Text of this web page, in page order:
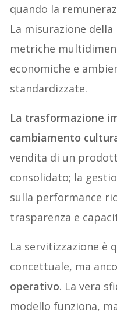
quando la
La misurazione
metriche
economiche e
standardizzate.
La trasformazione
cambiamento
vendita di un
consolidato; la
sulla performance
trasparenza e
La servitizzazione è
concettuale, ma
operativo. La vera
modello funziona,